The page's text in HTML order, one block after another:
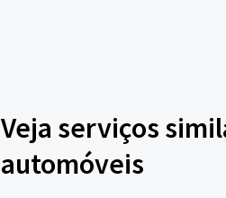
Veja serviços
automóveis